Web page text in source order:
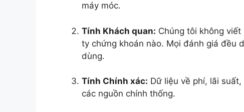
máy móc.
Tính Khách quan: Chúng tôi không viết
ty chứng khoán nào. Mọi đánh giá đều
dùng.
Tính Chính xác: Dữ liệu về phí, lãi
các nguồn chính thống.